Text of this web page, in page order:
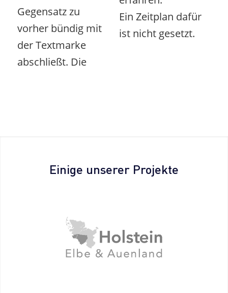
Gegensatz zu
vorher bündig mit
der Textmarke
abschließt. Die
Ein Zeitplan dafür
ist nicht gesetzt.
Einige unserer Projekte